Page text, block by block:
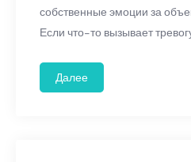
собственные эмоции за
Если что-то вызывает
Далее